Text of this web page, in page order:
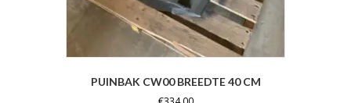
PUINBAK CW00 BREEDTE 40 CM